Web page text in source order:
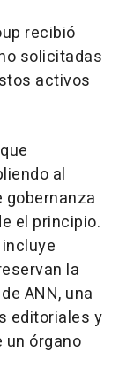
recibió
solicitadas
activos
al
el principio.
la
ANN, una
editoriales y
órgano